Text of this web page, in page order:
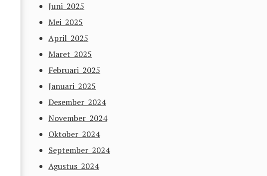
Juni 2025
Mei 2025
April 2025
Maret 2025
Februari 2025
Januari 2025
Desember 2024
November 2024
Oktober 2024
September 2024
Agustus 2024